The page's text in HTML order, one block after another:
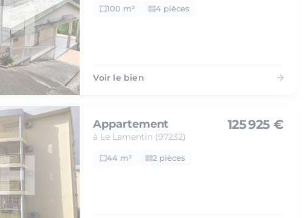
100 m² 4 pièces
Voir le bien
Appartement
à Le Lamentin (97232)
125 925 €
44 m² 2 pièces